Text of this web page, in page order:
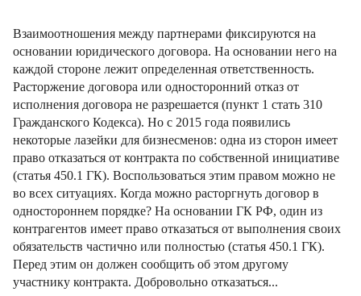
Взаимоотношения между партнерами фиксируются на
основании юридического договора. На основании него на
каждой стороне лежит определенная ответственность.
Расторжение договора или односторонний отказ от
исполнения договора не разрешается (пункт 1 стать 310
Гражданского Кодекса). Но с 2015 года появились
некоторые лазейки для бизнесменов: одна из сторон имеет
право отказаться от контракта по собственной инициативе
(статья 450.1 ГК). Воспользоваться этим правом можно не
во всех ситуациях. Когда можно расторгнуть договор в
одностороннем порядке? На основании ГК РФ, один из
контрагентов имеет право отказаться от выполнения своих
обязательств частично или полностью (статья 450.1 ГК).
Перед этим он должен сообщить об этом другому
участнику контракта. Добровольно отказаться...